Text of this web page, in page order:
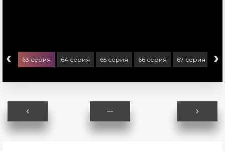
‹ 63 серия 64 серия 65 серия 66 серия 67 серия 68
›